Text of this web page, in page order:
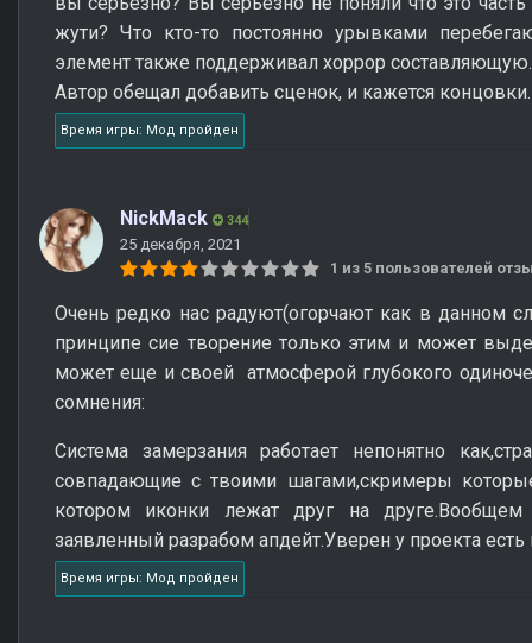
жути? Что кто-то постоянно урывками
элемент также поддерживал хоррор составляющую.
Автор обещал добавить сценок, и кажется
Время игры: Мод пройден
NickMack 344
25 декабря, 2021
1 из 5 пользователей
Очень редко нас радуют(огорчают как в данном
принципе сие творение только этим и может
может еще и своей атмосферой глубокого
сомнения:
Система замерзания работает непонятно
совпадающие с твоими шагами,скримеры
котором иконки лежат друг на
заявленный разрабом апдейт.Уверен у проекта есть
Время игры: Мод пройден